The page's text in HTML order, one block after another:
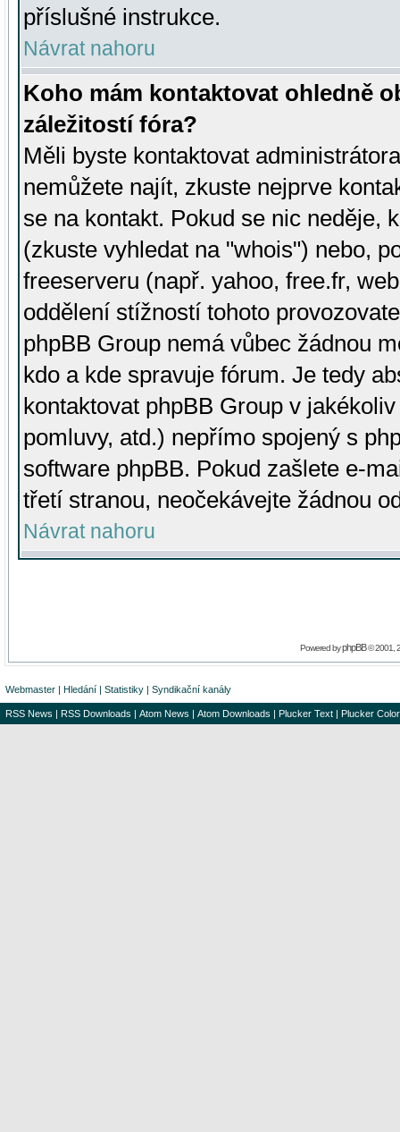
příslušné instrukce.
Návrat nahoru
Koho mám kontaktovat ohledně
záležitostí fóra?
Měli byste kontaktovat
nemůžete najít, zkuste nejprve
se na kontakt. Pokud se nic neděje,
(zkuste vyhledat na "whois") nebo,
freeserveru (např. yahoo, free.fr,
oddělení stížností tohoto
phpBB Group nemá vůbec žádnou
kdo a kde spravuje fórum. Je tedy
kontaktovat phpBB Group v
pomluvy, atd.) nepřímo spojený s
software phpBB. Pokud zašlete e-
třetí stranou, neočekávejte žádnou
Návrat nahoru
Powered byphpBB© 2001,
Webmaster | Hledání | Statistiky | Syndikační kanály
RSS News | RSS Downloads | Atom News | Atom Downloads | Plucker Text | Plucker Color